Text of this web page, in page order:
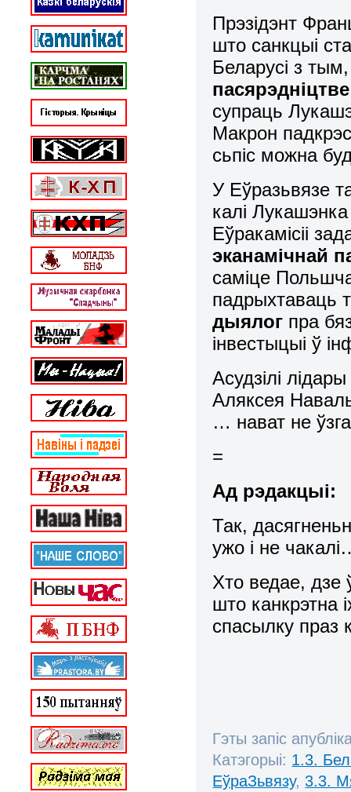
Прэзідэнт
што санкцыі
Беларусі з
супраць
Макрон
сьпіс можна
У Еўразьвязе
калі
Еўракамісіі
эканамічнай
саміце
падрыхтаваць
дыялог пра
інвестыцыі ў
Асудзілі
Аляксея
… нават не
=
Ад рэдакцыі:
Так,
ужо і не
Хто ведае, дзе
што канкрэтна
спасылку праз
Гэты запіс
Катэгорыі: 1.3.
ЕўраЗьвязу, 3.3.